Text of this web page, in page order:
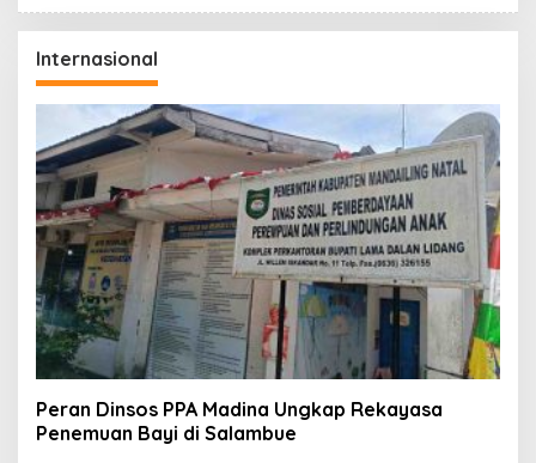
Internasional
Peran Dinsos PPA Madina Ungkap Rekayasa
Penemuan Bayi di Salambue